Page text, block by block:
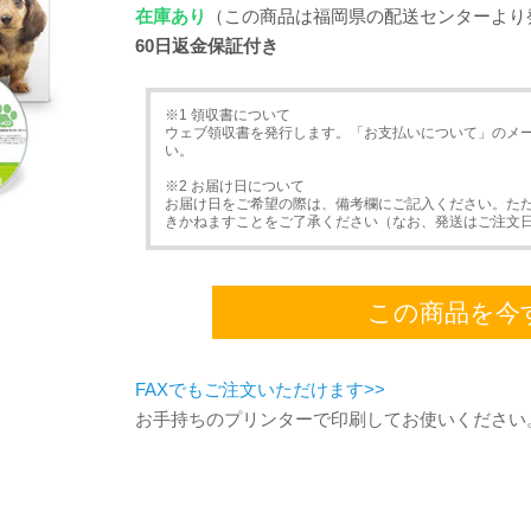
在庫あり
（この商品は福岡県の配送センターよ
60日返金保証付き
※1 領収書について
ウェブ領収書を発行します。「お支払いについて」の
い。
※2 お届け日について
お届け日をご希望の際は、備考欄にご記入ください。
きかねますことをご了承ください（なお、発送はご注文
この商品を今
FAXでもご注文いただけます>>
お手持ちのプリンターで印刷してお使いください